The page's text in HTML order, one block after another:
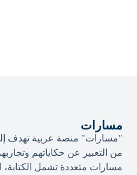
مسارات
"مسارات" منصة عربية تهدف
من التعبير عن حكاياتهم
مسارات متعددة تشمل الكتابة،